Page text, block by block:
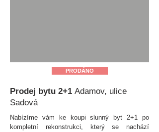
PRODÁNO
Prodej bytu 2+1 Adamov, ulice
Sadová
Nabízíme vám ke koupi slunný byt 2+1 po
kompletní rekonstrukci, který se nachází